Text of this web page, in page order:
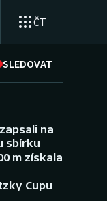
ČT
SLEDOVAT
na
sbírku
m získala
Cupu